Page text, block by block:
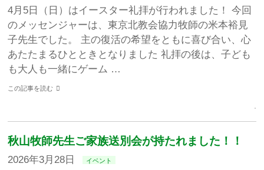
4月5日（日）はイースター礼拝が行われました！ 今回
のメッセンジャーは、東京北教会協力牧師の米本裕見
子先生でした。 主の復活の希望をともに喜び合い、心
あたたまるひとときとなりました 礼拝の後は、子ども
も大人も一緒にゲーム …
この記事を読む
秋山牧師先生ご家族送別会が持たれました！！
2026年3月28日 イベント